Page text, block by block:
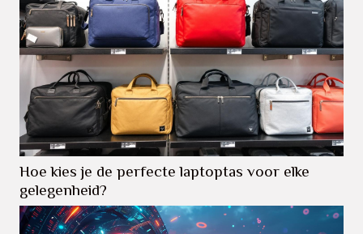
Hoe kies je de perfecte laptoptas voor elke
gelegenheid?